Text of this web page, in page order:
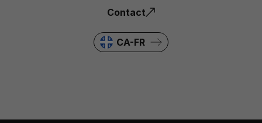
Contact
CA-FR